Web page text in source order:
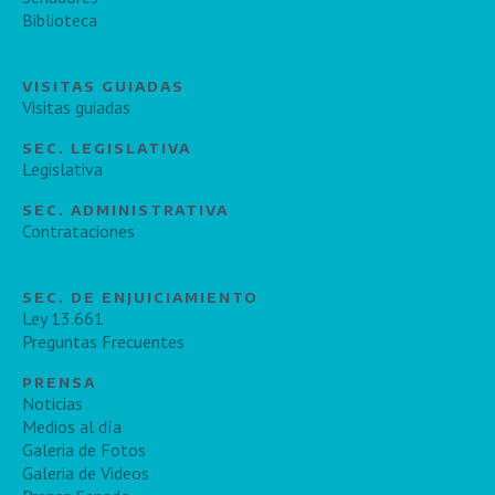
Biblioteca
VISITAS GUIADAS
Visitas guiadas
SEC. LEGISLATIVA
Legislativa
SEC. ADMINISTRATIVA
Contrataciones
SEC. DE ENJUICIAMIENTO
Ley 13.661
Preguntas Frecuentes
PRENSA
Noticias
Medios al día
Galeria de Fotos
Galeria de Videos